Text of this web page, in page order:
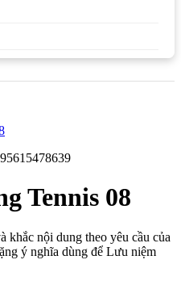
Tennis 08
khắc nội dung theo yêu cầu của
ý nghĩa dùng để Lưu niệm